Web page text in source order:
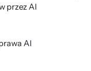
przez AI
AI